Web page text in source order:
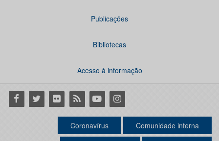
Publicações
Bibliotecas
Acesso à informação
Facebook
Twitter Flickr RSS YoutubeInstagram
Coronavírus Comunidade interna